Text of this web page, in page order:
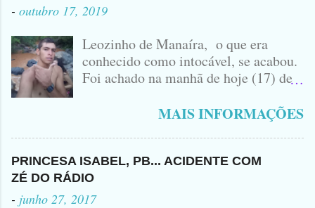
- outubro 17, 2019
Leozinho de Manaíra, o que era
conhecido como intocável, se acabou.
Foi achado na manhã de hoje (17) de
no Sertão da Paraíba, o Lendário
Leozinho . Segundo informações , o
Criminoso Leonardo, 22 anos, foi
atingido com disparo de calibre 12. O
Procurado pela Justiça havia matado
a Namorada dele, Fabrícia Nogueira ,
MAIS INFORMAÇÕES
PRINCESA ISABEL, PB... ACIDENTE COM
ZÉ DO RÁDIO
- junho 27, 2017